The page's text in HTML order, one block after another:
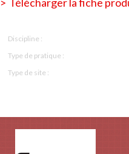
Discipline :
Type de pratique :
Type de site :